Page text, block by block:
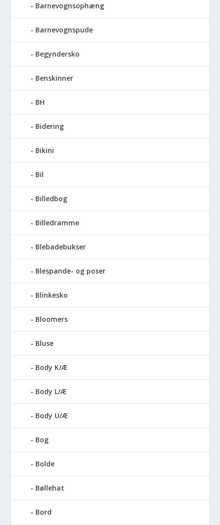
Barnevognsophæng
Barnevognspude
Begyndersko
Benskinner
BH
Bidering
Bikini
Bil
Billedbog
Billedramme
Blebadebukser
Blespande- og poser
Blinkesko
Bloomers
Bluse
Body K/Æ
Body L/Æ
Body U/Æ
Bog
Bolde
Bøllehat
Bord